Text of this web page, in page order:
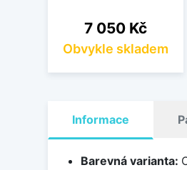
Cena
7 050 Kč
Obvykle skladem
Informace
Barevná varianta: